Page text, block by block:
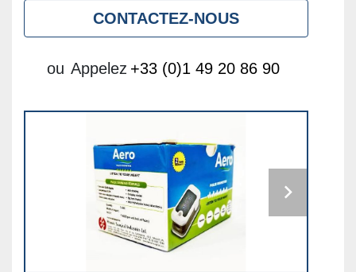
CONTACTEZ-NOUS
ou Appelez +33 (0)1 49 20 86 90